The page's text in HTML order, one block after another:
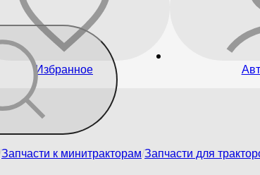
Избранное
Запчасти к минитракторам Запчасти для